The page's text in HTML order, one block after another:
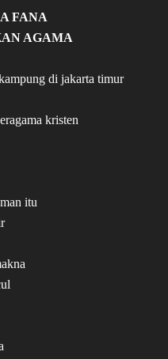
FANA
AGAMA
di jakarta timur
kristen
itu